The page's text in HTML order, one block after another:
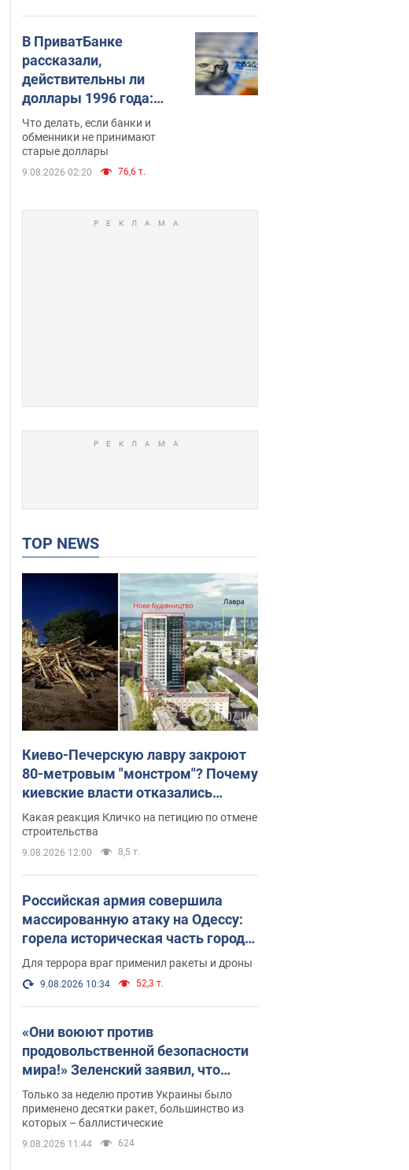
В ПриватБанке
рассказали,
действительны ли
доллары 1996 года:
принимают ли
обменники и банки
такие купюры
Что делать, если банки и
обменники не принимают
старые доллары
9.08.2026 02:20 76,6 т.
TOP NEWS
Киево-Печерскую лавру закроют
80-метровым "монстром"? Почему
киевские власти отказались
остановить строительство
небоскреба "московского
верующего"
Какая реакция Кличко на петицию по отмене
строительства
9.08.2026 12:00 8,5 т.
Российская армия совершила
массированную атаку на Одессу:
горела историческая часть города,
есть пострадавшие. Фото и видео
Для террора враг применил ракеты и дроны
9.08.2026 10:34 52,3 т.
«Они воюют против
продовольственной безопасности
мира!» Зеленский заявил, что
российская армия вновь
обстреляла порт в Одессе
Только за неделю против Украины было
применено десятки ракет, большинство из
которых – баллистические
9.08.2026 11:44 624